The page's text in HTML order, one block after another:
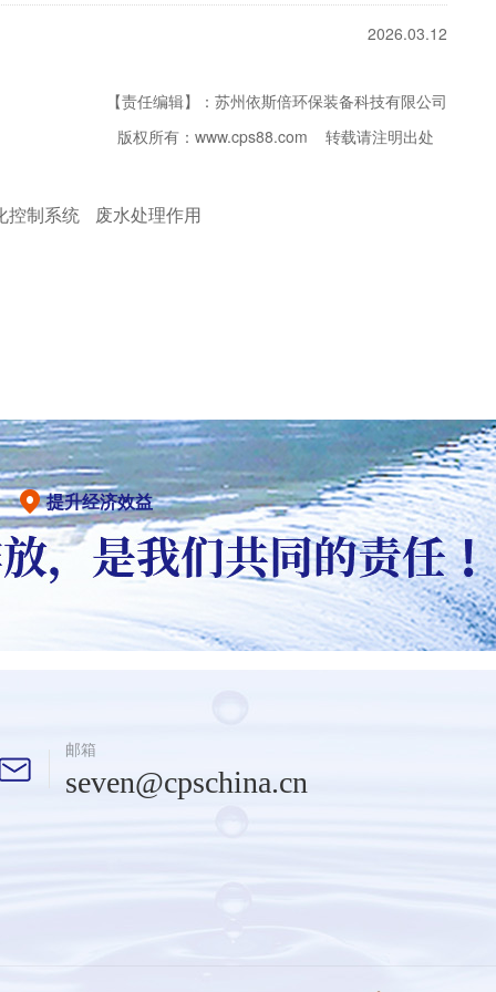
2026.03.12
【责任编辑】：苏州依斯倍环保装备科技有限公司
版权所有：www.cps88.com 转载请注明出处
控制系统 废水处理作用
提升经济效益
邮箱
seven@cpschina.cn